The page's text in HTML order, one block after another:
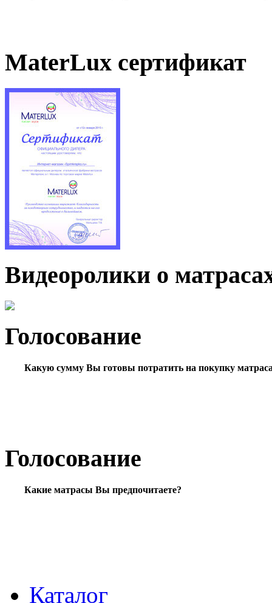
MaterLux сертификат
Видеоролики о
Голосование
Какую сумму Вы готовы потратить на покупку
Голосование
Какие матрасы Вы предпочитаете?
Каталог